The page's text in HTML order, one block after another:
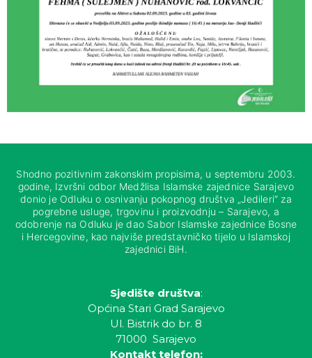
Shodno pozitivnim zakonskim propisima, u septembru 2003.
godine, Izvršni odbor Medžlisa Islamske zajednice Sarajevo
donio je Odluku o osnivanju pokopnog društva „Jedileri“ za
pogrebne usluge, trgovinu i proizvodnju – Sarajevo, a
odobrenje na Odluku je dao Sabor Islamske zajednice Bosne
i Hercegovine, kao najviše predstavničko tijelo u Islamskoj
zajednici BiH.
Sjedište društva:
Općina Stari Grad Sarajevo
Ul. Bistrik do br. 8
71000 Sarajevo
Kontakt telefon: